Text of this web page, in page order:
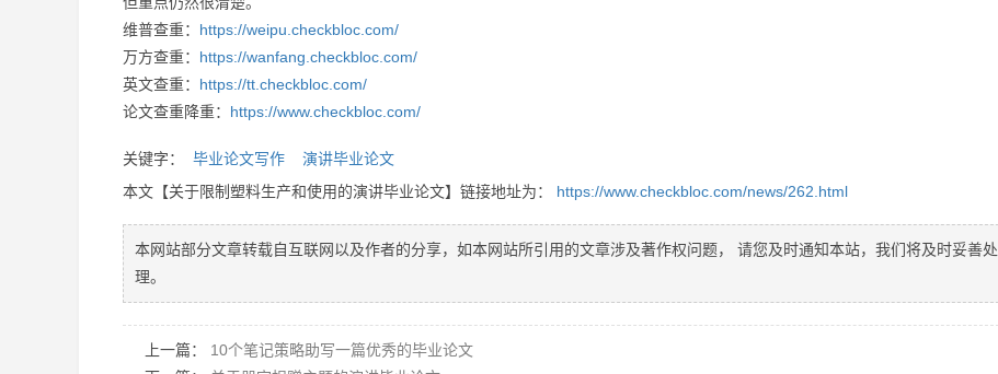
维普查重： https://weipu.checkbloc.com/
万方查重： https://wanfang.checkbloc.com/
英文查重： https://tt.checkbloc.com/
论文查重降重： https://www.checkbloc.com/
关键字： 毕业论文写作
演讲毕业论文
本文【关于限制塑料生产和使用的演讲毕业论文】链接地址为： https://www.checkbloc.com/news/262.html
本网站部分文章转载自互联网以及作者的分享，如本网站所引用的文章涉及著作权问题， 请您及时通知本站，我们将及时妥善处
理。
上一篇： 10个笔记策略助写一篇优秀的毕业论文